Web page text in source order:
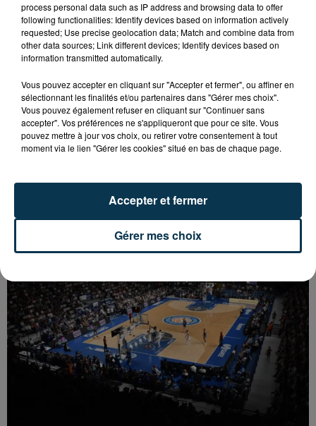
BASKET : LA CHORALE MAITRE DU DERBY DE LA
process personal data such as IP address and browsing data to offer
following functionalities: Identify devices based on information actively
requested; Use precise geolocation data; Match and combine data from
other data sources; Link different devices; Identify devices based on
information transmitted automatically.
Vous pouvez accepter en cliquant sur "Accepter et fermer", ou affiner en
sélectionnant les finalités et/ou partenaires dans "Gérer mes choix".
Vous pouvez également refuser en cliquant sur "Continuer sans
accepter". Vos préférences ne s'appliqueront que pour ce site. Vous
pouvez mettre à jour vos choix, ou retirer votre consentement à tout
moment via le lien "Gérer les cookies" situé en bas de chaque page.
Gérer mes choix
Accepter et fermer